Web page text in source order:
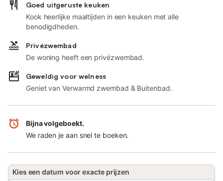
Goed uitgeruste keuken
Kook heerlijke maaltijden in een keuken met alle
benodigdheden.
Privézwembad
De woning heeft een privézwembad.
Geweldig voor welness
Geniet van Verwarmd zwembad & Buitenbad.
Bijna volgeboekt.
We raden je aan snel te boeken.
Kies een datum voor exacte prijzen